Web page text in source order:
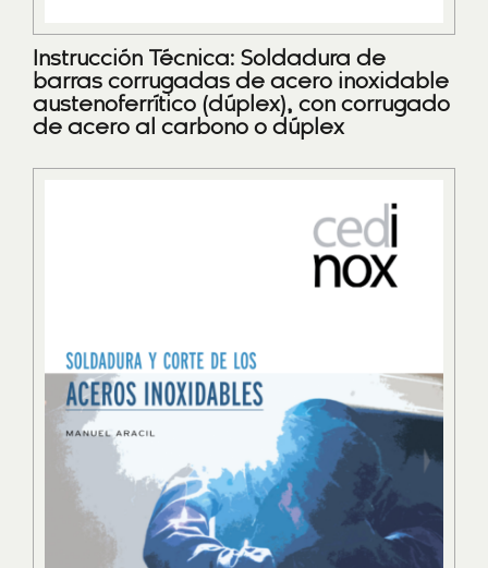
Instrucción Técnica: Soldadura de
barras corrugadas de acero inoxidable
austenoferrítico (dúplex), con corrugado
de acero al carbono o dúplex